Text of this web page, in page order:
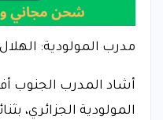
مدرب المولودية:
أشاد المدرب الجنوب
المولودية الجزائري،